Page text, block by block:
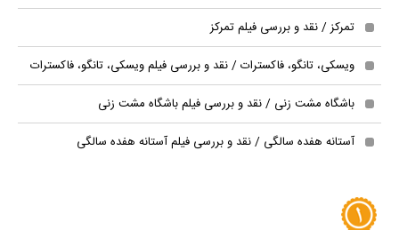
تمرکز / نقد و بررسی فیلم تمرکز
ویسکی، تانگو، فاکسترات / نقد و بررسی فیلم ویسکی، تانگو، فاکسترات
باشگاه مشت زنی / نقد و بررسی فیلم باشگاه مشت زنی
آستانه هفده سالگی / نقد و بررسی فیلم آستانه هفده سالگی